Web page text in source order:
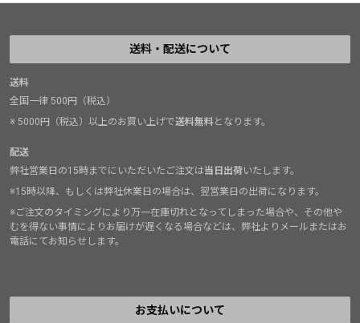
送料・配送について
送料
全国一律 500円（税込）
※ 5000円（税込）以上のお買い上げで送料無料となります。
配送
弊社営業日の15時までにいただいたご注文は当日出荷いたします。
※15時以降、もしくは弊社休業日の場合は、翌営業日の出荷になります。
※ご注文のタイミングにより万一在庫切れとなってしまった場合や、その他や
むを得ない事情によりお届けが遅くなる場合などは、弊社よりメールまたはお
電話にてお知らせします。
お支払いについて